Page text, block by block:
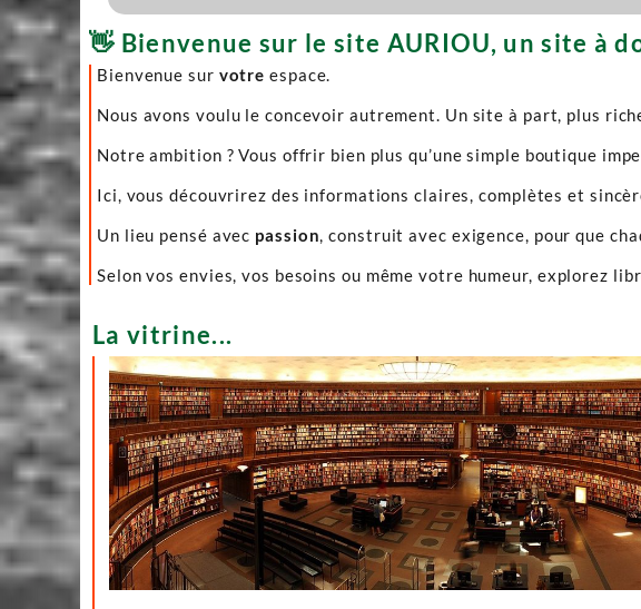
👋 Bienvenue sur le site AURIOU, un site à
Bienvenue sur votreespace.
Nous avons voulu le concevoir autrement. Un site à part, plus
Notre ambition ? Vous offrir bien plus qu’une simple boutique
Ici, vous découvrirez des informations claires, complètes et
Un lieu pensé avec passion, construit avec exigence, pour que
Selon vos envies, vos besoins ou même votre humeur, explorez
La vitrine...